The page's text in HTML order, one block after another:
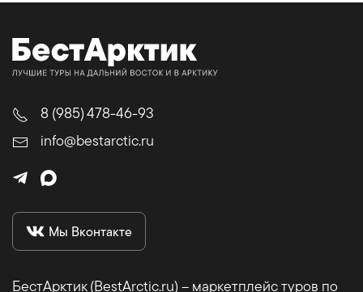
8 (985) 478-46-93
info@bestarctic.ru
Мы Вконтакте
БестАрктик (BestArctic.ru) – маркетплейс туров по